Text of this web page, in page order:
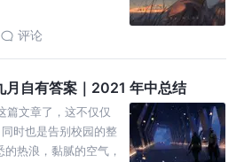
评论
月自有答案｜2021 年中总结
文章了，这不仅仅
时也是告别校园的整
热浪，黏腻的空气，